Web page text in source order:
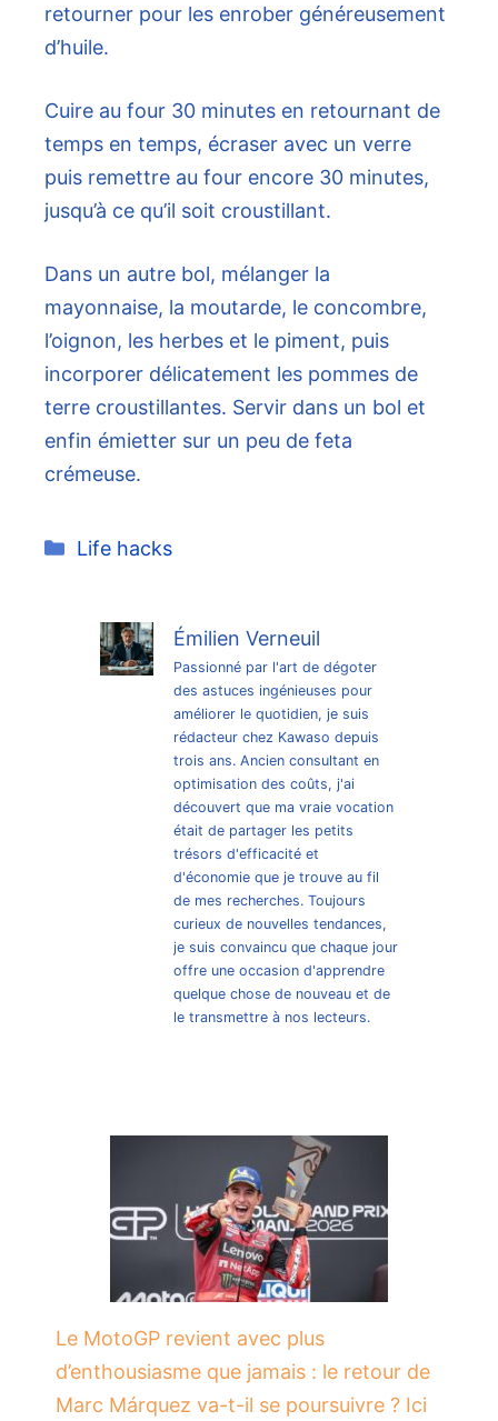
retourner pour les enrober généreusement
d’huile.
Cuire au four 30 minutes en retournant de
temps en temps, écraser avec un verre
puis remettre au four encore 30 minutes,
jusqu’à ce qu’il soit croustillant.
Dans un autre bol, mélanger la
mayonnaise, la moutarde, le concombre,
l’oignon, les herbes et le piment, puis
incorporer délicatement les pommes de
terre croustillantes. Servir dans un bol et
enfin émietter sur un peu de feta
crémeuse.
Catégories
Life hacks
Émilien Verneuil
Passionné par l'art de dégoter
des astuces ingénieuses pour
améliorer le quotidien, je suis
rédacteur chez Kawaso depuis
trois ans. Ancien consultant en
optimisation des coûts, j'ai
découvert que ma vraie vocation
était de partager les petits
trésors d'efficacité et
d'économie que je trouve au fil
de mes recherches. Toujours
curieux de nouvelles tendances,
je suis convaincu que chaque jour
offre une occasion d'apprendre
quelque chose de nouveau et de
le transmettre à nos lecteurs.
Le MotoGP revient avec plus
d’enthousiasme que jamais : le retour de
Marc Márquez va-t-il se poursuivre ? Ici